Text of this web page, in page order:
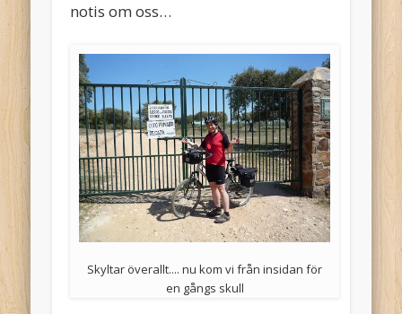
notis om oss…
Skyltar överallt.... nu kom vi från insidan för
en gångs skull